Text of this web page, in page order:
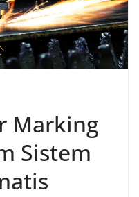
Marking
Sistem